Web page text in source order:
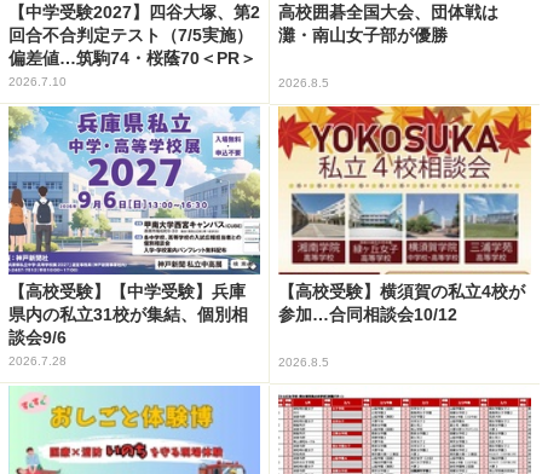
【中学受験2027】四谷大塚、第2
回合不合判定テスト（7/5実施）
偏差値…筑駒74・桜蔭70＜PR＞
2026.7.10
高校囲碁全国大会、団体戦は
灘・南山女子部が優勝
2026.8.5
【高校受験】【中学受験】兵庫
県内の私立31校が集結、個別相
談会9/6
2026.7.28
【高校受験】横須賀の私立4校が
参加…合同相談会10/12
2026.8.5